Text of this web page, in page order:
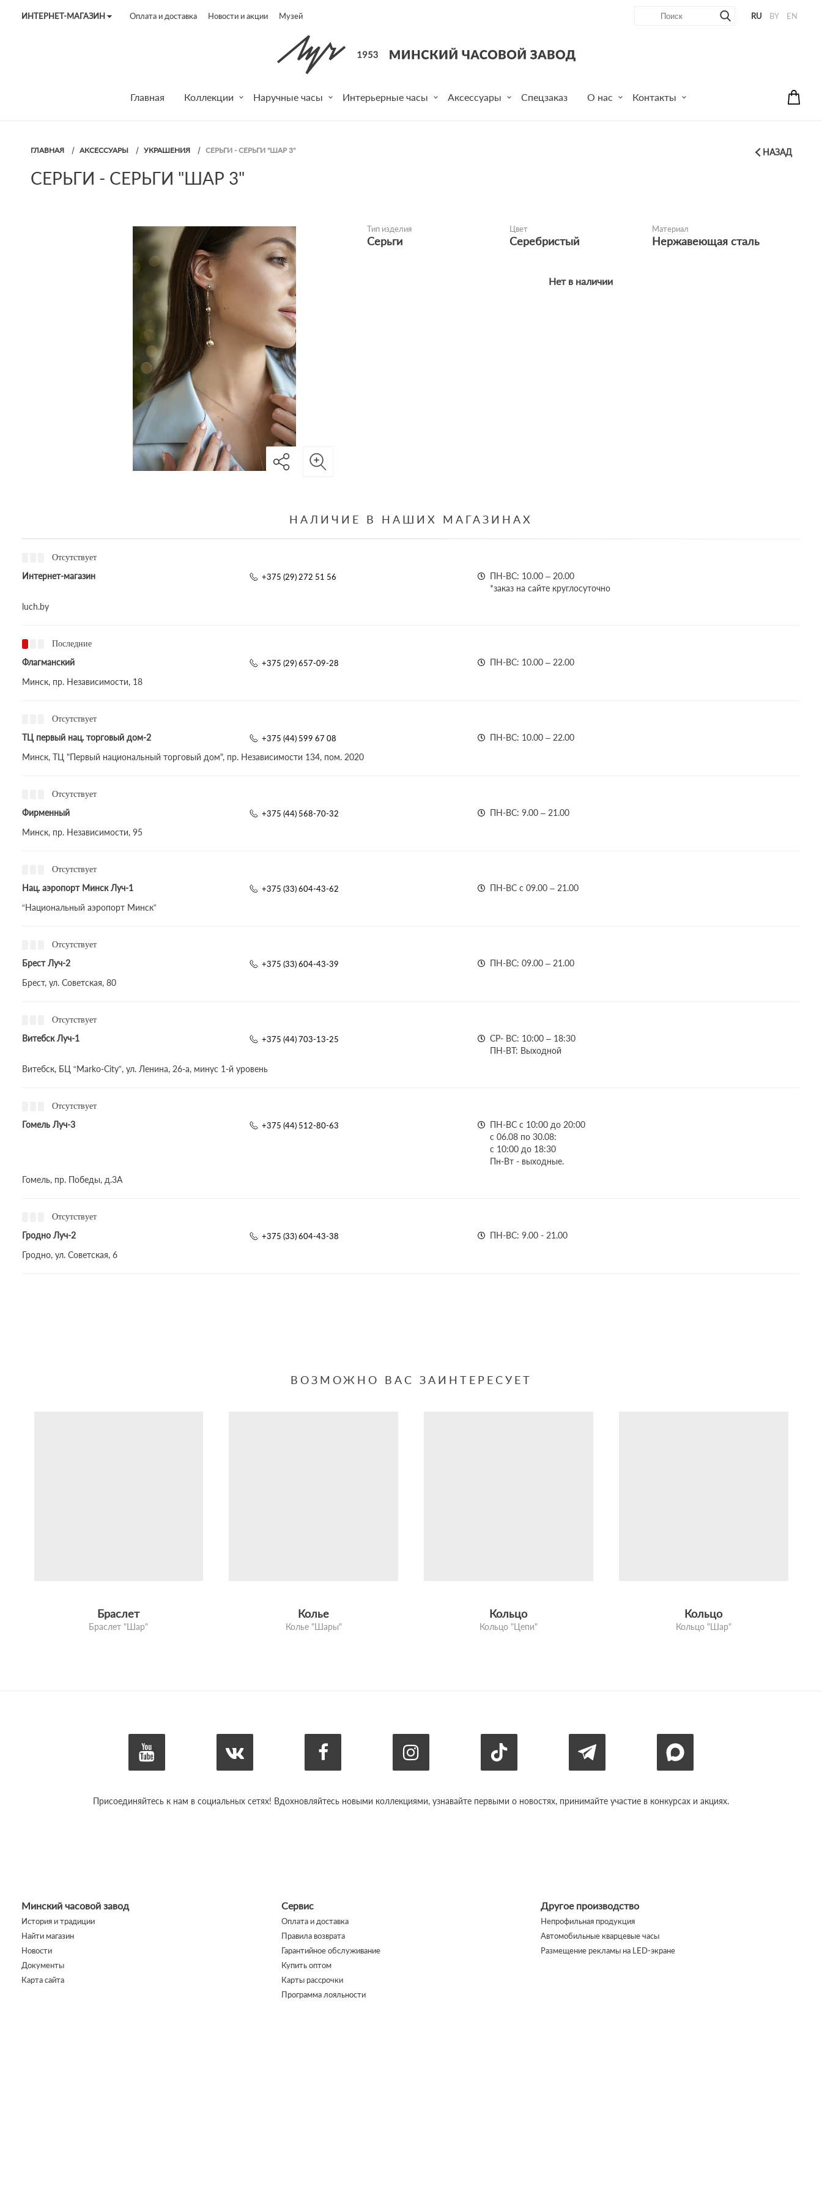
RU BY EN
ИНТЕРНЕТ-МАГАЗИН
Оплата и доставка Новости и акции Музей
Главная Коллекции Наручные часы Интерьерные часы Аксессуары Спецзаказ О нас Контакты
ГЛАВНАЯ АКСЕССУАРЫ УКРАШЕНИЯ СЕРЬГИ - СЕРЬГИ "ШАР 3"
СЕРЬГИ - СЕРЬГИ "ШАР 3"
НАЗАД
Тип изделия
Серьги
Цвет
Серебристый
Материал
Нержавеющая сталь
Нет в наличии
НАЛИЧИЕ В НАШИХ МАГАЗИНАХ
Отсутствует
Интернет-магазин +375 (29) 272 51 56
ПН-ВС: 10.00 – 20.00
*заказ на сайте круглосуточно
luch.by
Последние
Флагманский +375 (29) 657-09-28
ПН-ВС: 10.00 – 22.00
Минск, пр. Независимости, 18
Отсутствует
ТЦ первый нац. торговый дом-2 +375 (44) 599 67 08
ПН-ВС: 10.00 – 22.00
Минск, ТЦ "Первый национальный торговый дом", пр. Независимости 134, пом. 2020
Отсутствует
Фирменный +375 (44) 568-70-32
ПН-ВС: 9.00 – 21.00
Минск, пр. Независимости, 95
Отсутствует
Нац. аэропорт Минск Луч-1 +375 (33) 604-43-62
ПН-ВС с 09.00 – 21.00
“Национальный аэропорт Минск”
Отсутствует
Брест Луч-2 +375 (33) 604-43-39
ПН-ВС: 09.00 – 21.00
Брест, ул. Советская, 80
Отсутствует
Витебск Луч-1 +375 (44) 703-13-25
СР- ВС: 10:00 – 18:30
ПН-ВТ: Выходной
Витебск, БЦ “Marko-City”, ул. Ленина, 26-а, минус 1-й уровень
Отсутствует
Гомель Луч-3 +375 (44) 512-80-63
ПН-ВС с 10:00 до 20:00
с 06.08 по 30.08:
с 10:00 до 18:30
Пн-Вт - выходные.
Гомель, пр. Победы, д.3A
Отсутствует
Гродно Луч-2 +375 (33) 604-43-38
ПН-ВС: 9.00 - 21.00
Гродно, ул. Советская, 6
ВОЗМОЖНО ВАС ЗАИНТЕРЕСУЕТ
Браслет
Браслет "Шар"
Колье
Колье "Шары"
Кольцо
Кольцо "Цепи"
Кольцо
Кольцо "Шар"
Присоединяйтесь к нам в социальных сетях! Вдохновляйтесь новыми коллекциями, узнавайте первыми о новостях, принимайте участие в конкурсах и акциях.
Минский часовой завод
История и традиции
Найти магазин
Новости
Документы
Карта сайта
Сервис
Оплата и доставка
Правила возврата
Гарантийное обслуживание
Купить оптом
Карты рассрочки
Программа лояльности
Другое производство
Непрофильная продукция
Автомобильные кварцевые часы
Размещение рекламы на LED-экране